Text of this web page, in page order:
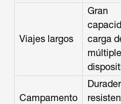
Viajes largos
Gran
carga
Campamento